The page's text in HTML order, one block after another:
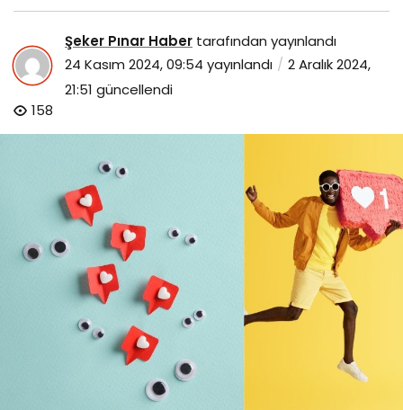
Şeker Pınar Haber tarafından yayınlandı
24 Kasım 2024, 09:54 yayınlandı
2 Aralık 2024,
21:51 güncellendi
158